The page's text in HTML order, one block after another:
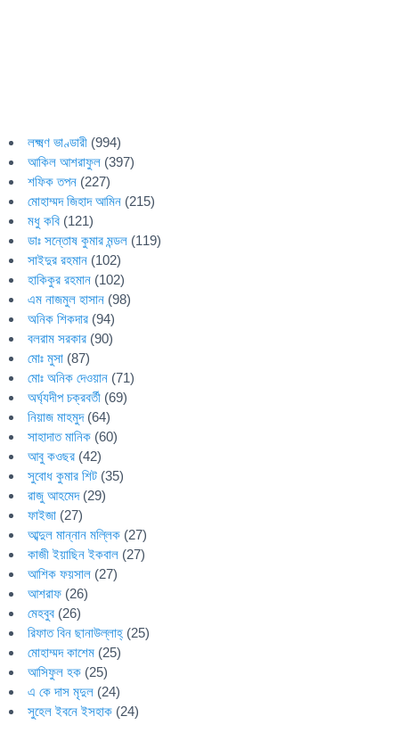
লক্ষ্মণ ভাণ্ডারী (994)
আকিল আশরাফুল (397)
শফিক তপন (227)
মোহাম্মদ জিহাদ আমিন (215)
মধু কবি (121)
ডাঃ সন্তোষ কুমার মন্ডল (119)
সাইদুর রহমান (102)
হাকিকুর রহমান (102)
এম নাজমুল হাসান (98)
অনিক শিকদার (94)
বলরাম সরকার (90)
মোঃ মুসা (87)
মোঃ অনিক দেওয়ান (71)
অর্ঘ্যদীপ চক্রবর্তী (69)
নিয়াজ মাহমুদ(64)
সাহাদাত মানিক (60)
আবু কওছর (42)
সুবোধ কুমার শিট (35)
রাজু আহমেদ(29)
ফাইজা (27)
আব্দুল মান্নান মল্লিক (27)
কাজী ইয়াছিন ইকবাল (27)
আশিক ফয়সাল (27)
আশরাফ (26)
মেহবুব (26)
রিফাত বিন ছানাউল্লাহ্ (25)
মোহাম্মদ কাশেম (25)
আসিফুল হক (25)
এ কে দাস মৃদুল (24)
সুহেল ইবনে ইসহাক (24)